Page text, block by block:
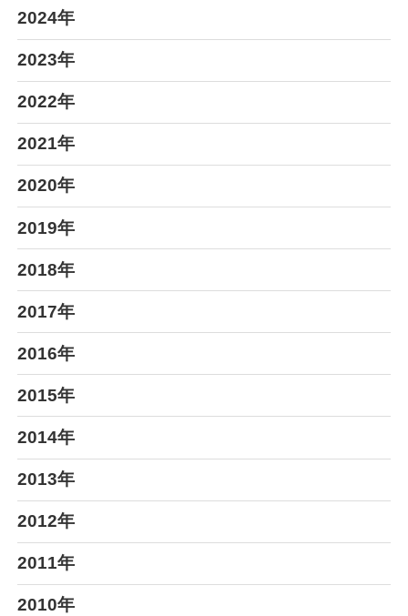
2024年
2023年
2022年
2021年
2020年
2019年
2018年
2017年
2016年
2015年
2014年
2013年
2012年
2011年
2010年